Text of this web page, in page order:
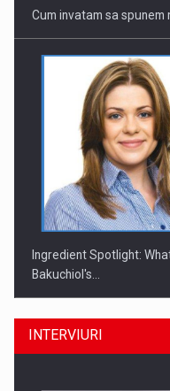
Cum invatam sa
Ingredient Spotlight:
Bakuchiol's…
INTERVIURI